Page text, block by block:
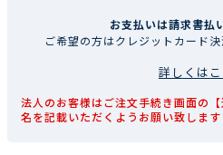
お支払いは請求書払
ご希望の方はクレジットカード決
詳しくは
法人のお客様はご注文手続き画面の
名を記載いただくようお願い致します